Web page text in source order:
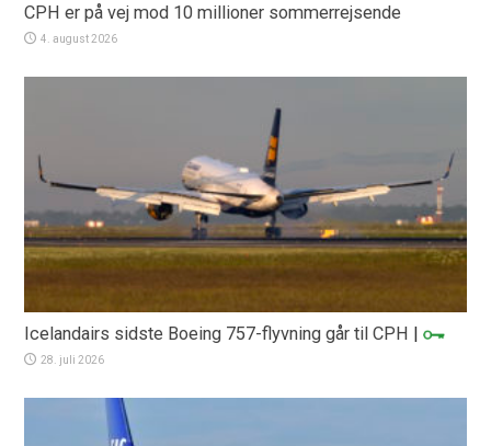
CPH er på vej mod 10 millioner sommerrejsende
4. august 2026
Icelandairs sidste Boeing 757-flyvning går til CPH |
28. juli 2026